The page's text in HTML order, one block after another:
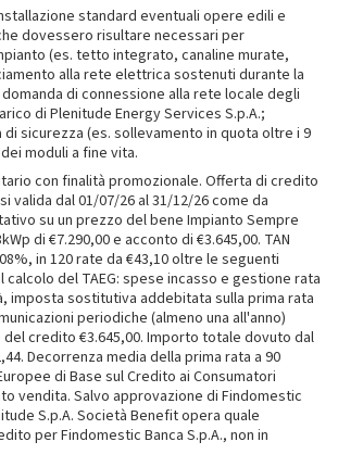
standard eventuali opere edili e
dovessero risultare necessari per
(es. tetto integrato, canaline murate,
alla rete elettrica sostenuti durante la
di connessione alla rete locale degli
di Plenitude Energy Services S.p.A.;
sicurezza (es. sollevamento in quota oltre i 9
moduli a fine vita.
con finalità promozionale. Offerta di credito
valida dal 01/07/26 al 31/12/26 come da
su un prezzo del bene Impianto Sempre
di €7.290,00 e acconto di €3.645,00. TAN
in 120 rate da €43,10 oltre le seguenti
calcolo del TAEG: spese incasso e gestione rata
imposta sostitutiva addebitata sulla prima rata
periodiche (almeno una all'anno)
credito €3.645,00. Importo totale dovuto dal
Decorrenza media della prima rata a 90
di Base sul Credito ai Consumatori
vendita. Salvo approvazione di Findomestic
S.p.A. Società Benefit opera quale
per Findomestic Banca S.p.A., non in